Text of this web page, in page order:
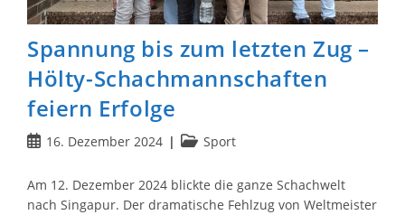
Spannung bis zum letzten Zug –
Hölty-Schachmannschaften
feiern Erfolge
Beitrag16. Dezember 2024
Beitrags-
Sport
Am 12. Dezember 2024 blickte die ganze Schachwelt
nach Singapur. Der dramatische Fehlzug von Weltmeister